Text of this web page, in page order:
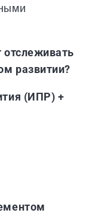
отслеживать
развитии?
(ИПР) +